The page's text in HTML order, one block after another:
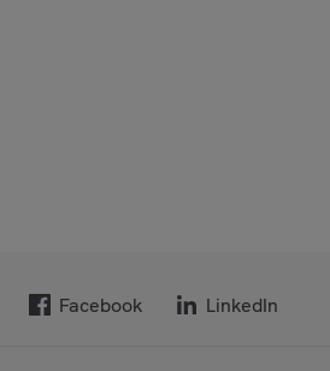
Facebook LinkedIn